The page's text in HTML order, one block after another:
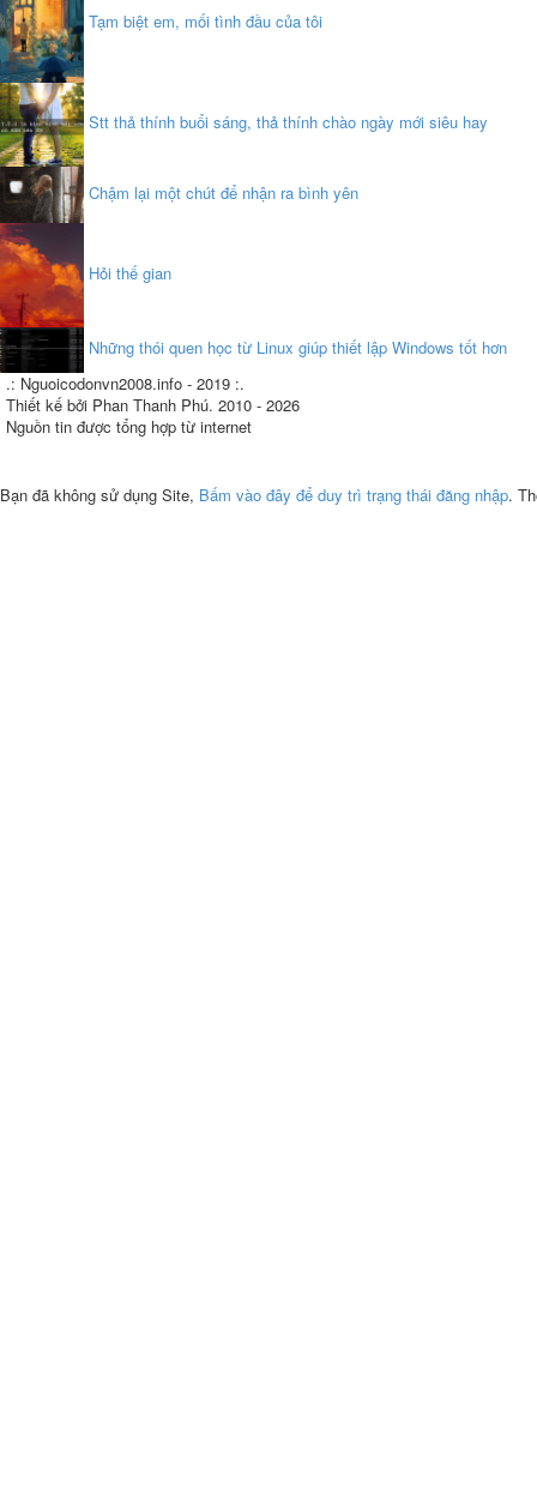
Tạm biệt em, mối tình đầu của tôi
Stt thả thính buổi sáng, thả thính chào ngày mới siêu hay
Chậm lại một chút để nhận ra bình yên
Hỏi thế gian
Những thói quen học từ Linux giúp thiết lập Windows tốt hơn
.: Nguoicodonvn2008.info - 2019 :.
Thiết kế bởi Phan Thanh Phú. 2010 - 2026
Nguồn tin được tổng hợp từ internet
Bạn đã không sử dụng Site, Bấm vào đây để duy trì trạng thái đăng nhập.